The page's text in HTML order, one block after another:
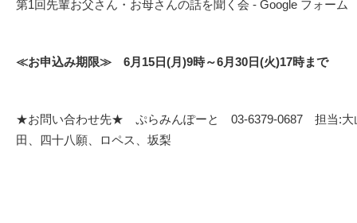
第1回先輩お父さん・お母さんの話を聞く会 - Google フォーム
≪お申込み期限≫ 6月15日(月)9時～6月30日(火)17時まで
★お問い合わせ先★ ぷらみんぽーと 03-6379-0687 担当:大
田、四十八願、ロペス、坂梨